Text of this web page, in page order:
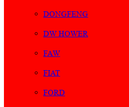
DONGFENG
DW HOWER
FAW
FIAT
FORD